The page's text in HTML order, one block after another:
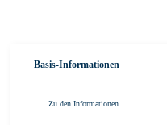
Basis-Informationen
Zu den Informationen